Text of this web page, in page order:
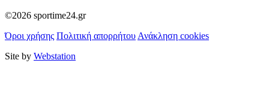
©2026 sportime24.gr
Όροι χρήσης Πολιτική απορρήτουΑνάκληση cookies
Site by Webstation